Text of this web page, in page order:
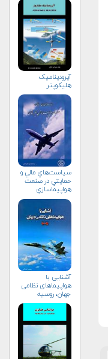
آیرودینامیک
هلیکوپتر
سياست‌هاي مالي و
حمايتي در صنعت
هواپيماسازي
غيرنظامي+دریافت
نسخه‌ الکترونیکی
آشنایی با
هواپیماهای نظامی
جهان، روسیه